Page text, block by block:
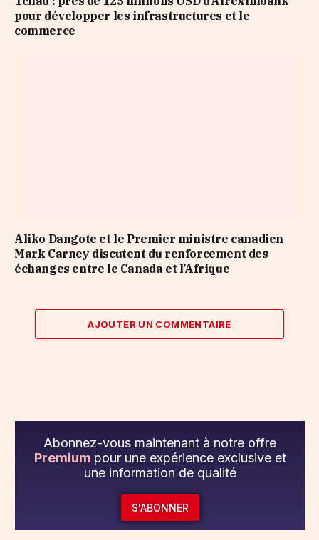
pour développer les infrastructures et le
commerce
Aliko Dangote et le Premier ministre canadien
Mark Carney discutent du renforcement des
échanges entre le Canada et l’Afrique
AJOUTER UN COMMENTAIRE
Abonnez-vous maintenant à notre offre
Premium pour une expérience exclusive et
une information de qualité
S'ABONNER